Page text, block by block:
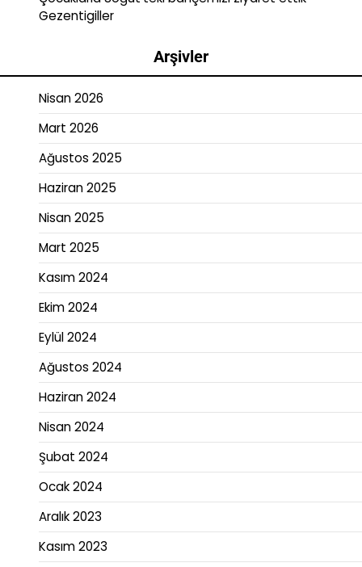
Gezentigiller
Arşivler
Nisan 2026
Mart 2026
Ağustos 2025
Haziran 2025
Nisan 2025
Mart 2025
Kasım 2024
Ekim 2024
Eylül 2024
Ağustos 2024
Haziran 2024
Nisan 2024
Şubat 2024
Ocak 2024
Aralık 2023
Kasım 2023